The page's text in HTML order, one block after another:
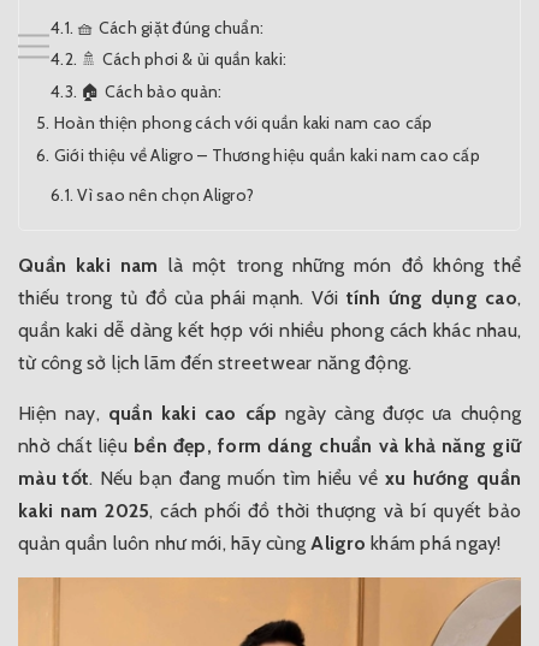
🧺 Cách giặt đúng chuẩn:
🚿 Cách phơi & ủi quần kaki:
🏠 Cách bảo quản:
Hoàn thiện phong cách với quần kaki nam cao cấp
Giới thiệu về Aligro – Thương hiệu quần kaki nam cao cấp
Vì sao nên chọn Aligro?
Quần kaki nam là một trong những món đồ không thể
thiếu trong tủ đồ của phái mạnh. Với tính ứng dụng cao,
quần kaki dễ dàng kết hợp với nhiều phong cách khác nhau,
từ công sở lịch lãm đến streetwear năng động.
Hiện nay, quần kaki cao cấp ngày càng được ưa chuộng
nhờ chất liệu bền đẹp, form dáng chuẩn và khả năng giữ
màu tốt. Nếu bạn đang muốn tìm hiểu vềxu hướng quần
kaki nam 2025, cách phối đồ thời thượng và bí quyết bảo
quản quần luôn như mới, hãy cùngAligro khám phá ngay!